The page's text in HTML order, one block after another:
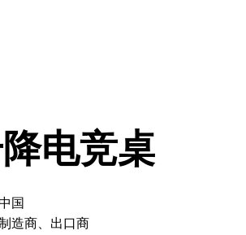
电竞桌
国
造商、出口商